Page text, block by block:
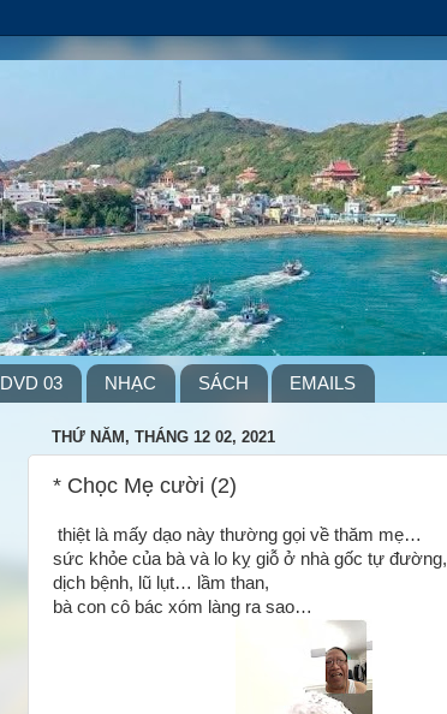
DVD 03 NHẠC SÁCH EMAILS
THỨ NĂM, THÁNG 12 02, 2021
* Chọc Mẹ cười (2)
thiệt là mấy dạo này thường gọi về thăm mẹ…
sức khỏe của bà và lo kỵ giỗ ở nhà gốc tự đường,
dịch bệnh, lũ lụt… lầm than,
bà con cô bác xóm làng ra sao…